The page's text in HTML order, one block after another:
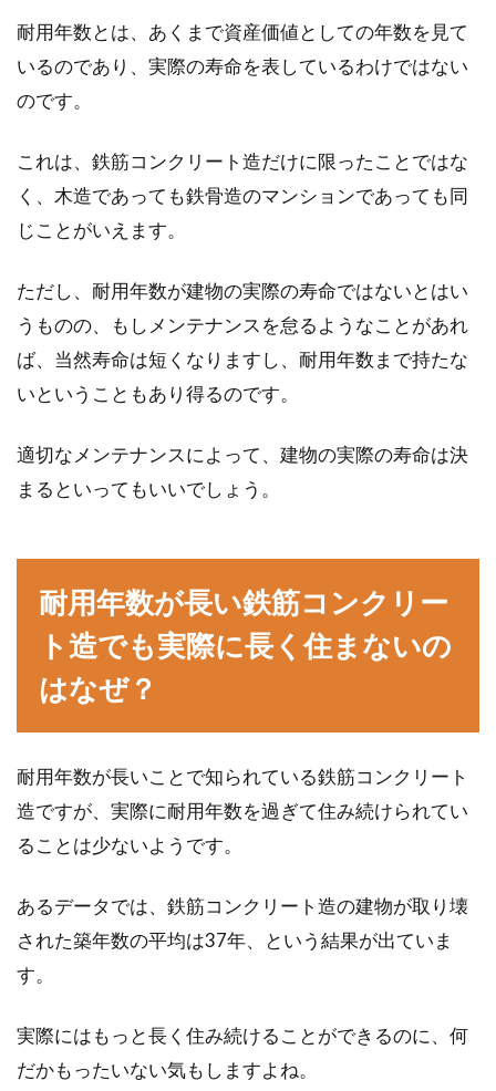
てしまい、...
床に！掃除方法もご紹介
ょう...
木造住宅に重い家具はOK？疑問な
皆さんはどのような趣味をお持ちでしょうか。
家の内装にもこだわりたい！窓枠の
しょう。そ...
って故障しているの？
ベランダ...
耐用年数とは、あくまで資産価値としての年数を見て
いるのであり、実際の寿命を表しているわけではない
のです。
これは、鉄筋コンクリート造だけに限ったことではな
く、木造であっても鉄骨造のマンションであっても同
じことがいえます。
ただし、耐用年数が建物の実際の寿命ではないとはい
うものの、もしメンテナンスを怠るようなことがあれ
ば、当然寿命は短くなりますし、耐用年数まで持たな
いということもあり得るのです。
適切なメンテナンスによって、建物の実際の寿命は決
まるといってもいいでしょう。
耐用年数が長い鉄筋コンクリー
ト造でも実際に長く住まないの
はなぜ？
耐用年数が長いことで知られている鉄筋コンクリート
造ですが、実際に耐用年数を過ぎて住み続けられてい
ることは少ないようです。
あるデータでは、鉄筋コンクリート造の建物が取り壊
された築年数の平均は37年、という結果が出ていま
す。
実際にはもっと長く住み続けることができるのに、何
だかもったいない気もしますよね。